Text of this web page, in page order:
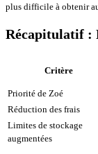
plus difficile à obtenir
Récapitulatif :
Critère
Priorité de Zoé
Réduction des frais
Limites de stockage
augmentées